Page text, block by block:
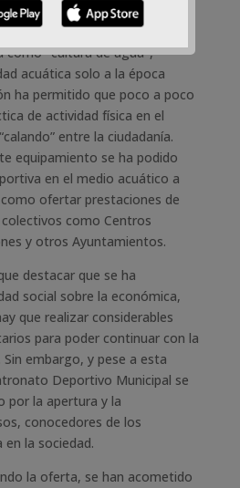
del Patronato Deportivo
y su comarca de influencia,
como "cultura de agua",
acuática solo a la época
ha permitido que poco a poco
de actividad física en el
entre la ciudadanía.
equipamiento se ha podido
en el medio acuático a
ofertar prestaciones de
como Centros
y otros Ayuntamientos.
destacar que se ha
social sobre la económica,
que realizar considerables
para poder continuar con la
embargo, y pese a esta
Deportivo Municipal se
por la apertura y la
conocedores de los
la sociedad.
la oferta, se han acometido